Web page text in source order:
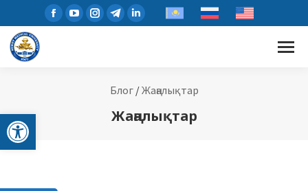
Open toolbar
Блог/Жаңалықтар
Жаңалықтар